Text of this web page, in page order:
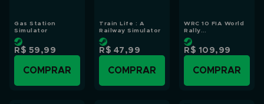
Gas Station
Simulator
R$ 59,99
COMPRAR
Train Life : A
Railway Simulator
R$ 47,99
COMPRAR
WRC 10 FIA World
Rally
Championship
R$ 109,99
COMPRAR